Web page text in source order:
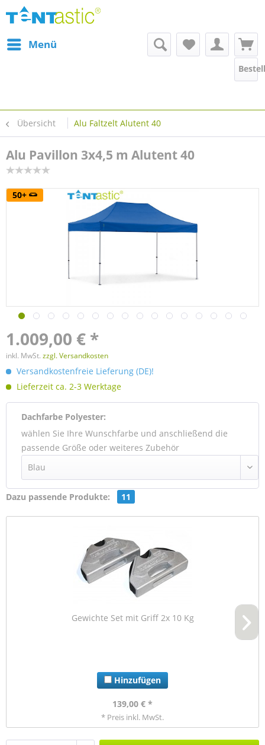
Menü
Übersicht Alu Faltzelt Alutent 40
Alu Pavillon 3x4,5 m Alutent 40
50+
1.009,00 € *
inkl. MwSt. zzgl. Versandkosten
Versandkostenfreie Lieferung (DE)!
Lieferzeit ca. 2-3 Werktage
Dachfarbe Polyester:
wählen Sie Ihre Wunschfarbe und anschließend die
passende Größe oder weiteres Zubehör
Dazu passende Produkte: 11
Gewichte Set mit Griff 2x 10 Kg
Hinzufügen
139,00 € *
* Preis inkl. MwSt.